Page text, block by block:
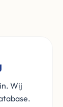
Wij